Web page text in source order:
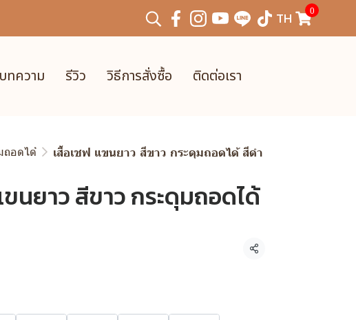
TH 0
บทความ รีวิว วิธีการสั่งซื้อ ติดต่อเรา
ถอดได้ เสื้อเชฟ แขนยาว สีขาว กระดุมถอดได้ สีดำ
ขนยาว สีขาว กระดุมถอดได้
แชร์